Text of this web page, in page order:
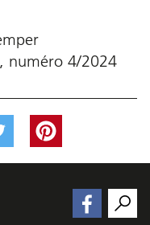
, numéro 4/2024